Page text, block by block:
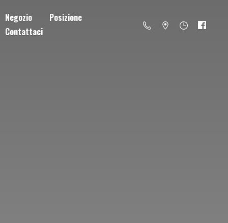
Negozio
Posizione
Contattaci